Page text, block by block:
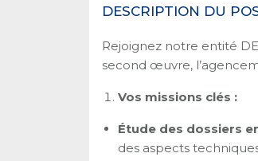
DESCRIPTION DU
Rejoignez notre entité
second œuvre,
Vos missions clés :
Étude des dossiers
des aspects